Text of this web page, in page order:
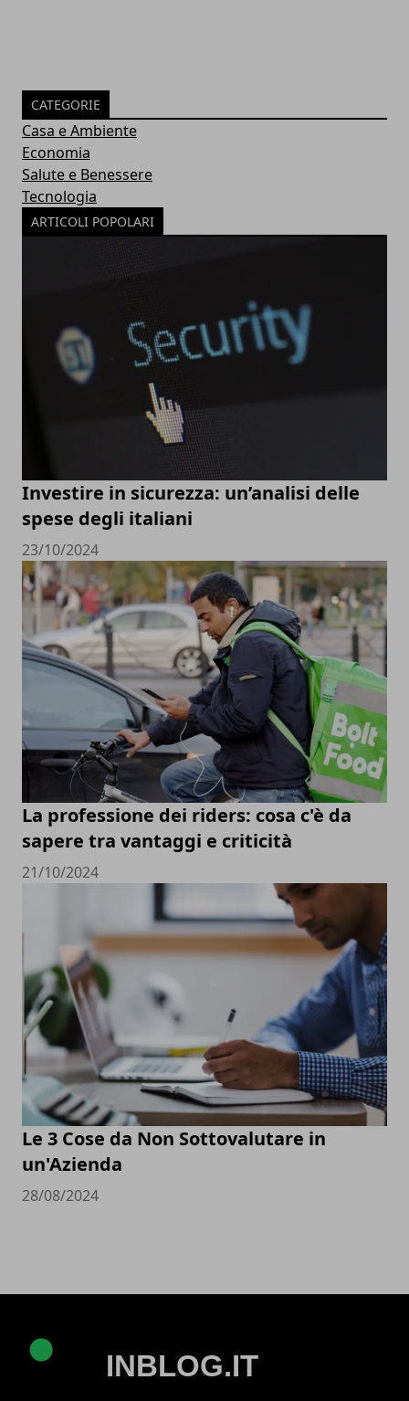
CATEGORIE
Casa e Ambiente
Economia
Salute e Benessere
Tecnologia
ARTICOLI POPOLARI
Investire in sicurezza: un’analisi delle
spese degli italiani
23/10/2024
La professione dei riders: cosa c'è da
sapere tra vantaggi e criticità
21/10/2024
Le 3 Cose da Non Sottovalutare in
un'Azienda
28/08/2024